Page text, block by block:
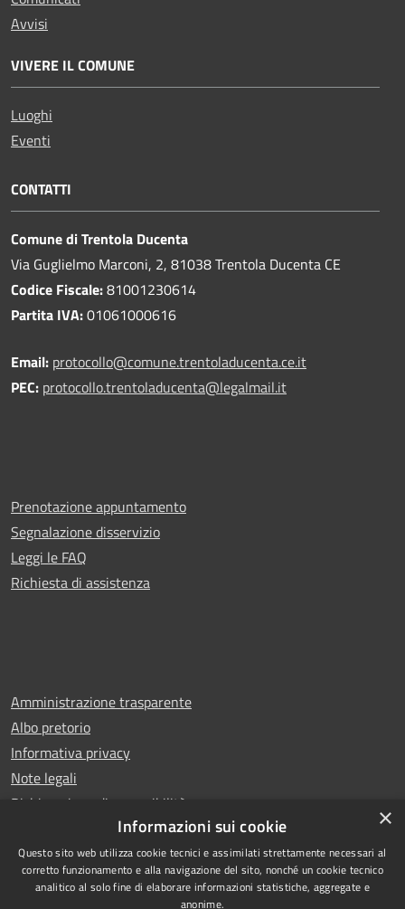
Avvisi
VIVERE IL COMUNE
Luoghi
Eventi
CONTATTI
Comune di Trentola Ducenta
Via Guglielmo Marconi, 2, 81038 Trentola Ducenta CE
Codice Fiscale:81001230614
Partita IVA:01061000616
Email: protocollo@comune.trentoladucenta.ce.it
PEC: protocollo.trentoladucenta@legalmail.it
Prenotazione appuntamento
Segnalazione disservizio
Leggi le FAQ
Richiesta di assistenza
Amministrazione trasparente
Albo pretorio
Informativa privacy
Note legali
Dichiarazione di accessibilità
RSS
Copyright © 2025 Comune di
×
Informazioni sui cookie
Questo sito web utilizza cookie tecnici e assimilati strettamente necessari al
corretto funzionamento e alla navigazione del sito, nonché un cookie tecnico
analitico al solo fine di elaborare informazioni statistiche, aggregate e
anonime.